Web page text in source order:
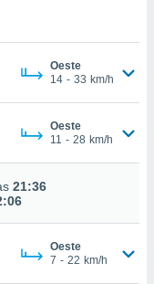
Oeste
14 - 33 km/h
Oeste
11 - 28 km/h
21:36
Oeste
7 - 22 km/h